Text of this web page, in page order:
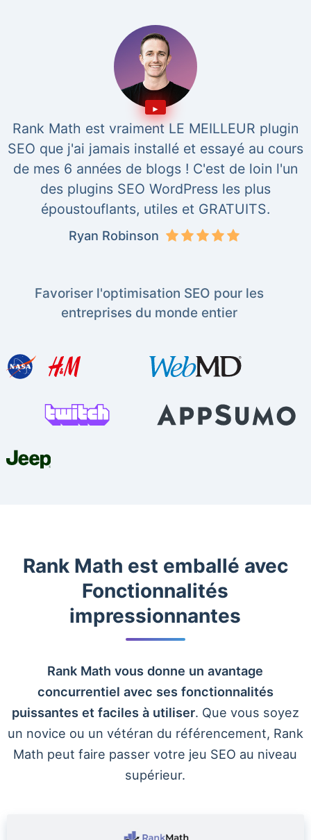
Rank Math est vraiment LE MEILLEUR plugin
SEO que j'ai jamais installé et essayé au cours
de mes 6 années de blogs ! C'est de loin l'un
des plugins SEO WordPress les plus
époustouflants, utiles et GRATUITS.
Ryan Robinson
Favoriser l'optimisation SEO pour les
entreprises du monde entier
Rank Math est emballé avec
Fonctionnalités
impressionnantes
Rank Math vous donne un avantage
concurrentiel avec ses fonctionnalités
puissantes et faciles à utiliser. Que vous soyez
un novice ou un vétéran du référencement, Rank
Math peut faire passer votre jeu SEO au niveau
supérieur.